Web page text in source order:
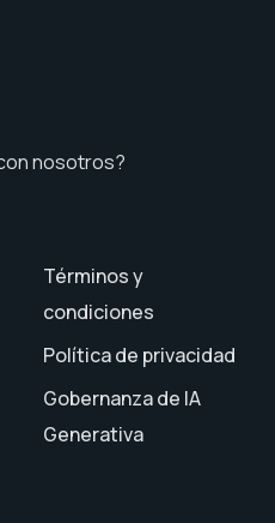
nosotros?
Términos y
condiciones
Política de privacidad
Gobernanza de IA
Generativa